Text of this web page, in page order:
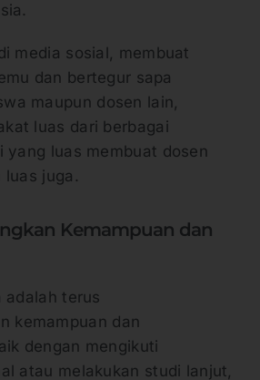
media sosial, membuat
dan bertegur sapa
maupun dosen lain,
luas dari berbagai
yang luas membuat dosen
luas juga.
Kemampuan dan
adalah terus
kemampuan dan
dengan mengikuti
atau melakukan studi lanjut,